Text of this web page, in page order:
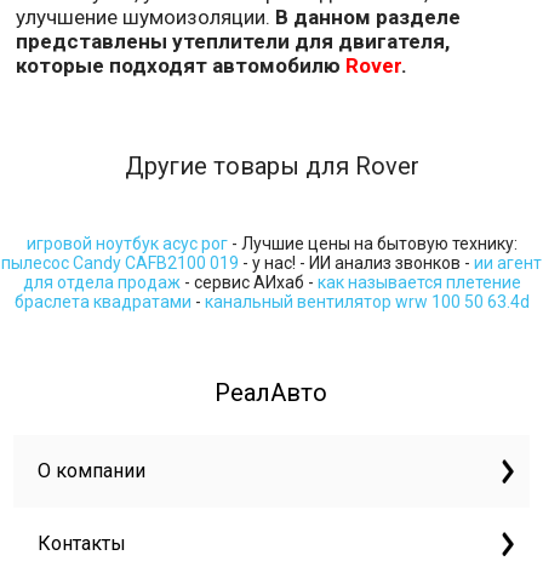
улучшение шумоизоляции. В данном разделе
представлены утеплители для двигателя,
которые подходят автомобилю Rover.
Другие товары для Rover
игровой ноутбук асус рог- Лучшие цены на бытовую технику:
пылесос Candy CAFB2100 019 - у нас! - ИИ анализ звонков - ии агент
для отдела продаж - сервис АИхаб - как называется плетение
браслета квадратами - канальный вентилятор wrw 100 50 63.4d
РеалАвто
О компании
Контакты